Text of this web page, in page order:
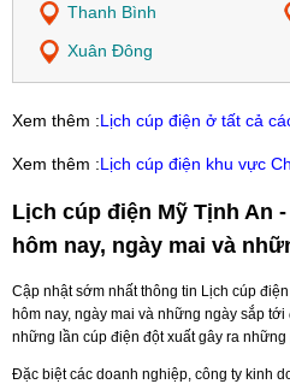
Thanh Bình
Xuân Đông
Xem thêm :Lịch cúp điện ở tất cả
Xem thêm :Lịch cúp điện khu vực
Lịch cúp điện Mỹ Tịnh An
hôm nay, ngày mai và
Cập nhật sớm nhất thông tin Lịch cúp
hôm nay, ngày mai và những ngày sắp
những lần cúp điện đột xuất gây ra
Đặc biệt các doanh nghiệp, công ty kinh